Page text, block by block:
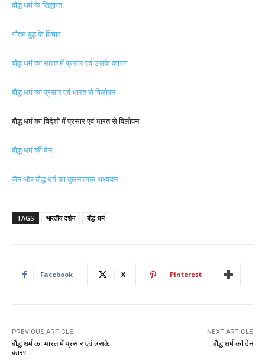
बौद्ध धर्म के सिद्धान्त
गौतम बुद्ध के विचार
बौद्ध धर्म का भारत में प्रसार एवं उसके कारण
बौद्ध धर्म का प्रसार एवं भारत से विलोपन
बौद्ध धर्म का विदेशों में प्रसार एवं भारत से विलोपन
बौद्ध धर्म की देन
जैन और बौद्ध धर्म का तुलनात्मक अध्ययन
TAGS भारतीय दर्शन बौद्ध धर्म
Facebook X Pinterest
PREVIOUS ARTICLE
बौद्ध धर्म का भारत में प्रसार एवं उसके
कारण
NEXT ARTICLE
बौद्ध धर्म की देन